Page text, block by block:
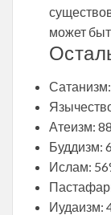
может
Атеизм:
Буддизм:
Ислам:
Иудаизм: